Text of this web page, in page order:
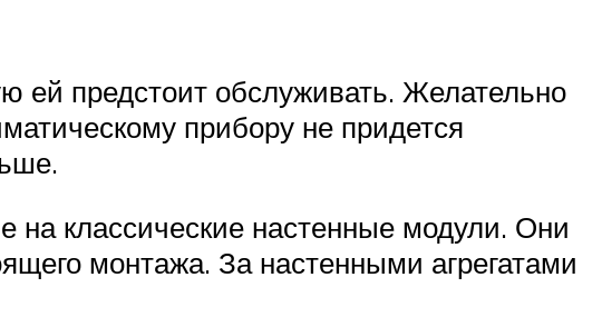
ей предстоит обслуживать. Желательно
прибору не придется
на классические настенные модули. Они
монтажа. За настенными агрегатами